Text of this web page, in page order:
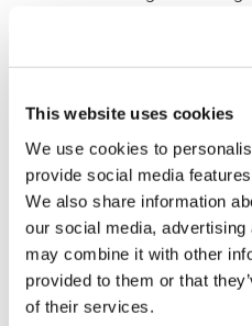
This website uses cookies
We use cookies to
provide social media
We also share information
our social media,
may combine it with other
provided to them or that
of their services.
Ellie Johansen,
Kobler
BDO har i prosjektet
koblingsledd mellom
Ellie og teamet har
nettverk og
innsikt, formidle
blir tilgjengelige og